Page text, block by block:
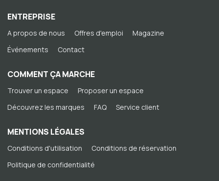
ENTREPRISE
A propos de nous Offres d'emploi
Magazine
Événements
Contact
COMMENT ÇA MARCHE
Trouver un espace
Proposer un espace
Découvrez les marques
FAQ Service client
MENTIONS LÉGALES
Conditions d'utilisation
Conditions de réservation
Politique de confidentialité